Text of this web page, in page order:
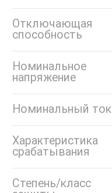
Отключающая
способность
Номинальное
напряжение
Номинальный ток
Характеристика
срабатывания
Степень/класс